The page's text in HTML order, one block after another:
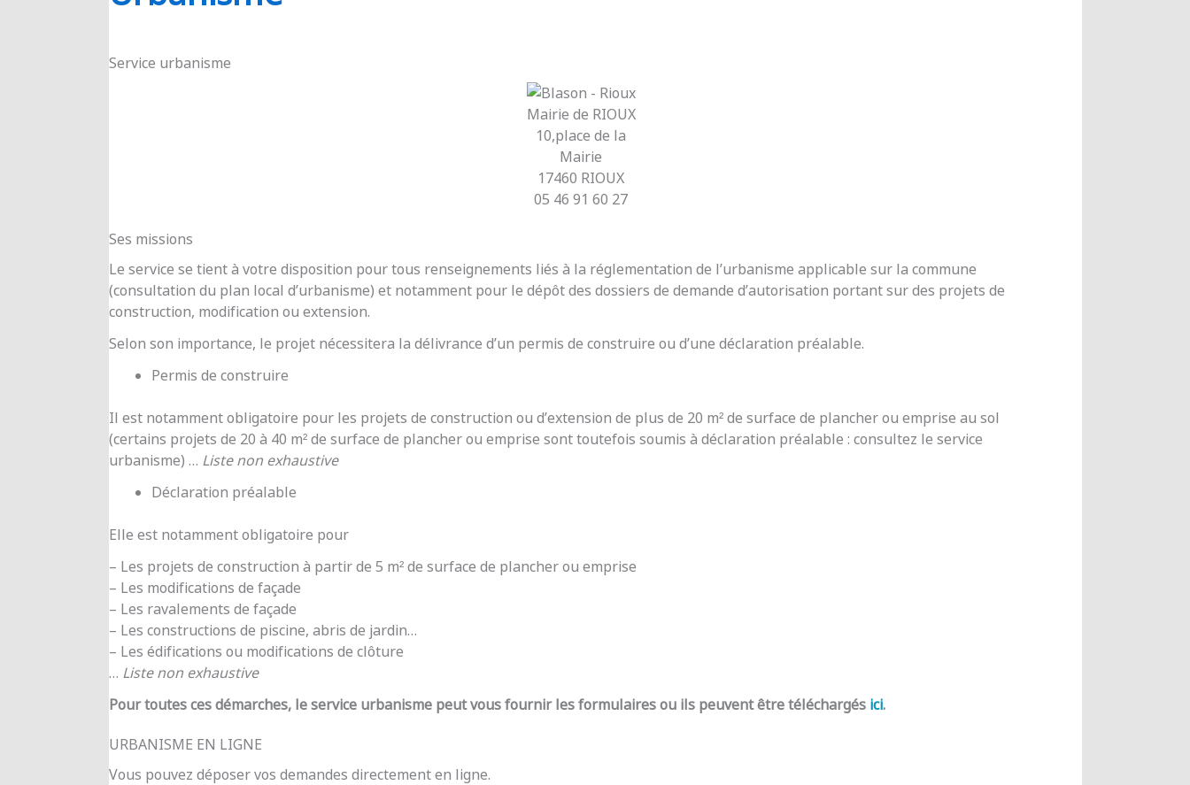
Service urbanisme
Mairie de RIOUX
10,place de la
Mairie
17460 RIOUX
05 46 91 60 27
Ses missions
Le service se tient à votre disposition pour tous renseignements liés à la réglementation de l’urbanisme applicable sur la commune
(consultation du plan local d’urbanisme) et notamment pour le dépôt des dossiers de demande d’autorisation portant sur des projets de
construction, modification ou extension.
Selon son importance, le projet nécessitera la délivrance d’un permis de construire ou d’une déclaration préalable.
Permis de construire
Il est notamment obligatoire pour les projets de construction ou d’extension de plus de 20 m² de surface de plancher ou emprise au sol
(certains projets de 20 à 40 m² de surface de plancher ou emprise sont toutefois soumis à déclaration préalable : consultez le service
urbanisme) … Liste non exhaustive
Déclaration préalable
Elle est notamment obligatoire pour
– Les projets de construction à partir de 5 m² de surface de plancher ou emprise
– Les modifications de façade
– Les ravalements de façade
– Les constructions de piscine, abris de jardin…
– Les édifications ou modifications de clôture
… Liste non exhaustive
Pour toutes ces démarches, le service urbanisme peut vous fournir les formulaires ou ils peuvent être téléchargés ici.
URBANISME EN LIGNE
Vous pouvez déposer vos demandes directement en ligne.